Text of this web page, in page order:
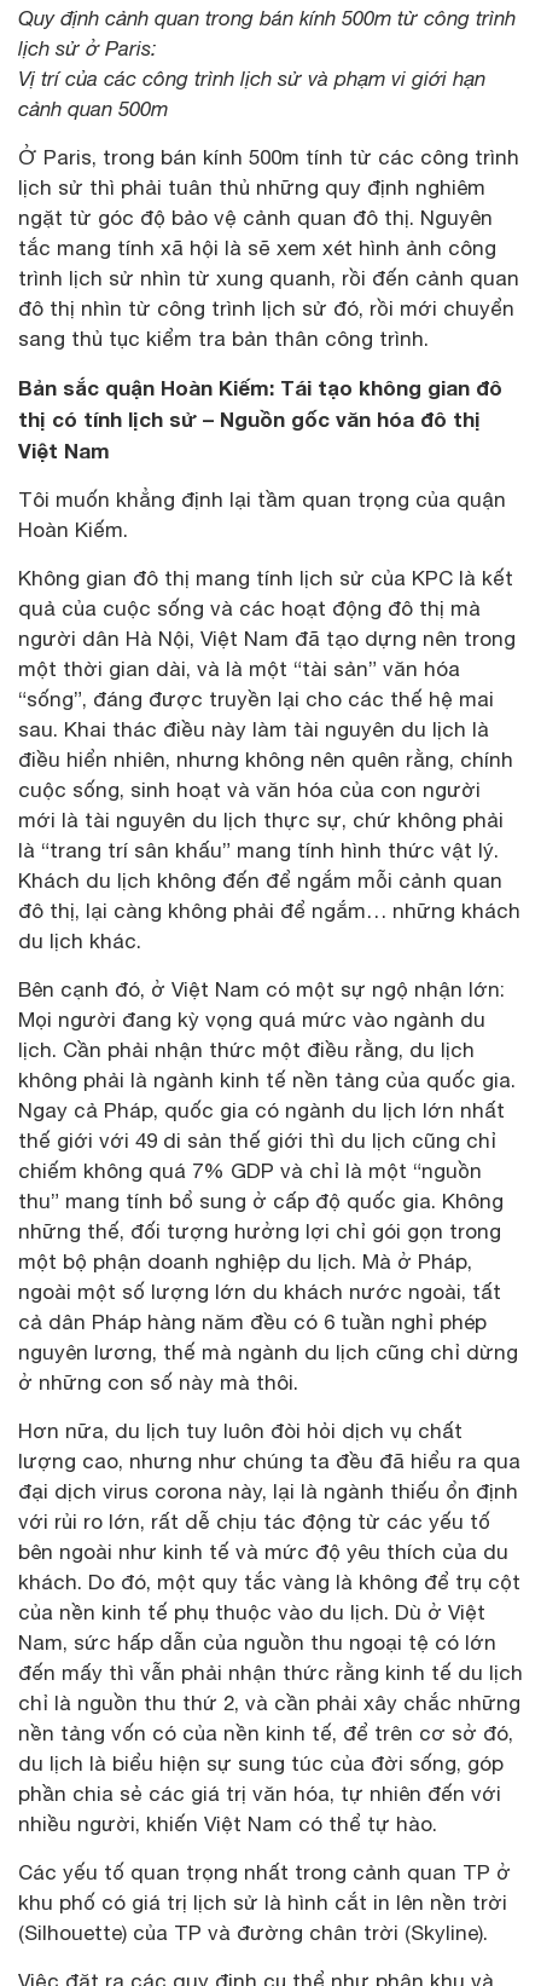
Quy định cảnh quan trong bán kính 500m từ công trình
lịch sử ở Paris:
Vị trí của các công trình lịch sử và phạm vi giới hạn
cảnh quan 500m
Ở Paris, trong bán kính 500m tính từ các công trình
lịch sử thì phải tuân thủ những quy định nghiêm
ngặt từ góc độ bảo vệ cảnh quan đô thị. Nguyên
tắc mang tính xã hội là sẽ xem xét hình ảnh công
trình lịch sử nhìn từ xung quanh, rồi đến cảnh quan
đô thị nhìn từ công trình lịch sử đó, rồi mới chuyển
sang thủ tục kiểm tra bản thân công trình.
Bản sắc quận Hoàn Kiếm: Tái tạo không gian đô
thị có tính lịch sử – Nguồn gốc văn hóa đô thị
Việt Nam
Tôi muốn khẳng định lại tầm quan trọng của quận
Hoàn Kiếm.
Không gian đô thị mang tính lịch sử của KPC là kết
quả của cuộc sống và các hoạt động đô thị mà
người dân Hà Nội, Việt Nam đã tạo dựng nên trong
một thời gian dài, và là một “tài sản” văn hóa
“sống”, đáng được truyền lại cho các thế hệ mai
sau. Khai thác điều này làm tài nguyên du lịch là
điều hiển nhiên, nhưng không nên quên rằng, chính
cuộc sống, sinh hoạt và văn hóa của con người
mới là tài nguyên du lịch thực sự, chứ không phải
là “trang trí sân khấu” mang tính hình thức vật lý.
Khách du lịch không đến để ngắm mỗi cảnh quan
đô thị, lại càng không phải để ngắm… những khách
du lịch khác.
Bên cạnh đó, ở Việt Nam có một sự ngộ nhận lớn:
Mọi người đang kỳ vọng quá mức vào ngành du
lịch. Cần phải nhận thức một điều rằng, du lịch
không phải là ngành kinh tế nền tảng của quốc gia.
Ngay cả Pháp, quốc gia có ngành du lịch lớn nhất
thế giới với 49 di sản thế giới thì du lịch cũng chỉ
chiếm không quá 7% GDP và chỉ là một “nguồn
thu” mang tính bổ sung ở cấp độ quốc gia. Không
những thế, đối tượng hưởng lợi chỉ gói gọn trong
một bộ phận doanh nghiệp du lịch. Mà ở Pháp,
ngoài một số lượng lớn du khách nước ngoài, tất
cả dân Pháp hàng năm đều có 6 tuần nghỉ phép
nguyên lương, thế mà ngành du lịch cũng chỉ dừng
ở những con số này mà thôi.
Hơn nữa, du lịch tuy luôn đòi hỏi dịch vụ chất
lượng cao, nhưng như chúng ta đều đã hiểu ra qua
đại dịch virus corona này, lại là ngành thiếu ổn định
với rủi ro lớn, rất dễ chịu tác động từ các yếu tố
bên ngoài như kinh tế và mức độ yêu thích của du
khách. Do đó, một quy tắc vàng là không để trụ cột
của nền kinh tế phụ thuộc vào du lịch. Dù ở Việt
Nam, sức hấp dẫn của nguồn thu ngoại tệ có lớn
đến mấy thì vẫn phải nhận thức rằng kinh tế du lịch
chỉ là nguồn thu thứ 2, và cần phải xây chắc những
nền tảng vốn có của nền kinh tế, để trên cơ sở đó,
du lịch là biểu hiện sự sung túc của đời sống, góp
phần chia sẻ các giá trị văn hóa, tự nhiên đến với
nhiều người, khiến Việt Nam có thể tự hào.
Các yếu tố quan trọng nhất trong cảnh quan TP ở
khu phố có giá trị lịch sử là hình cắt in lên nền trời
(Silhouette) của TP và đường chân trời (Skyline).
Việc đặt ra các quy định cụ thể như phân khu và